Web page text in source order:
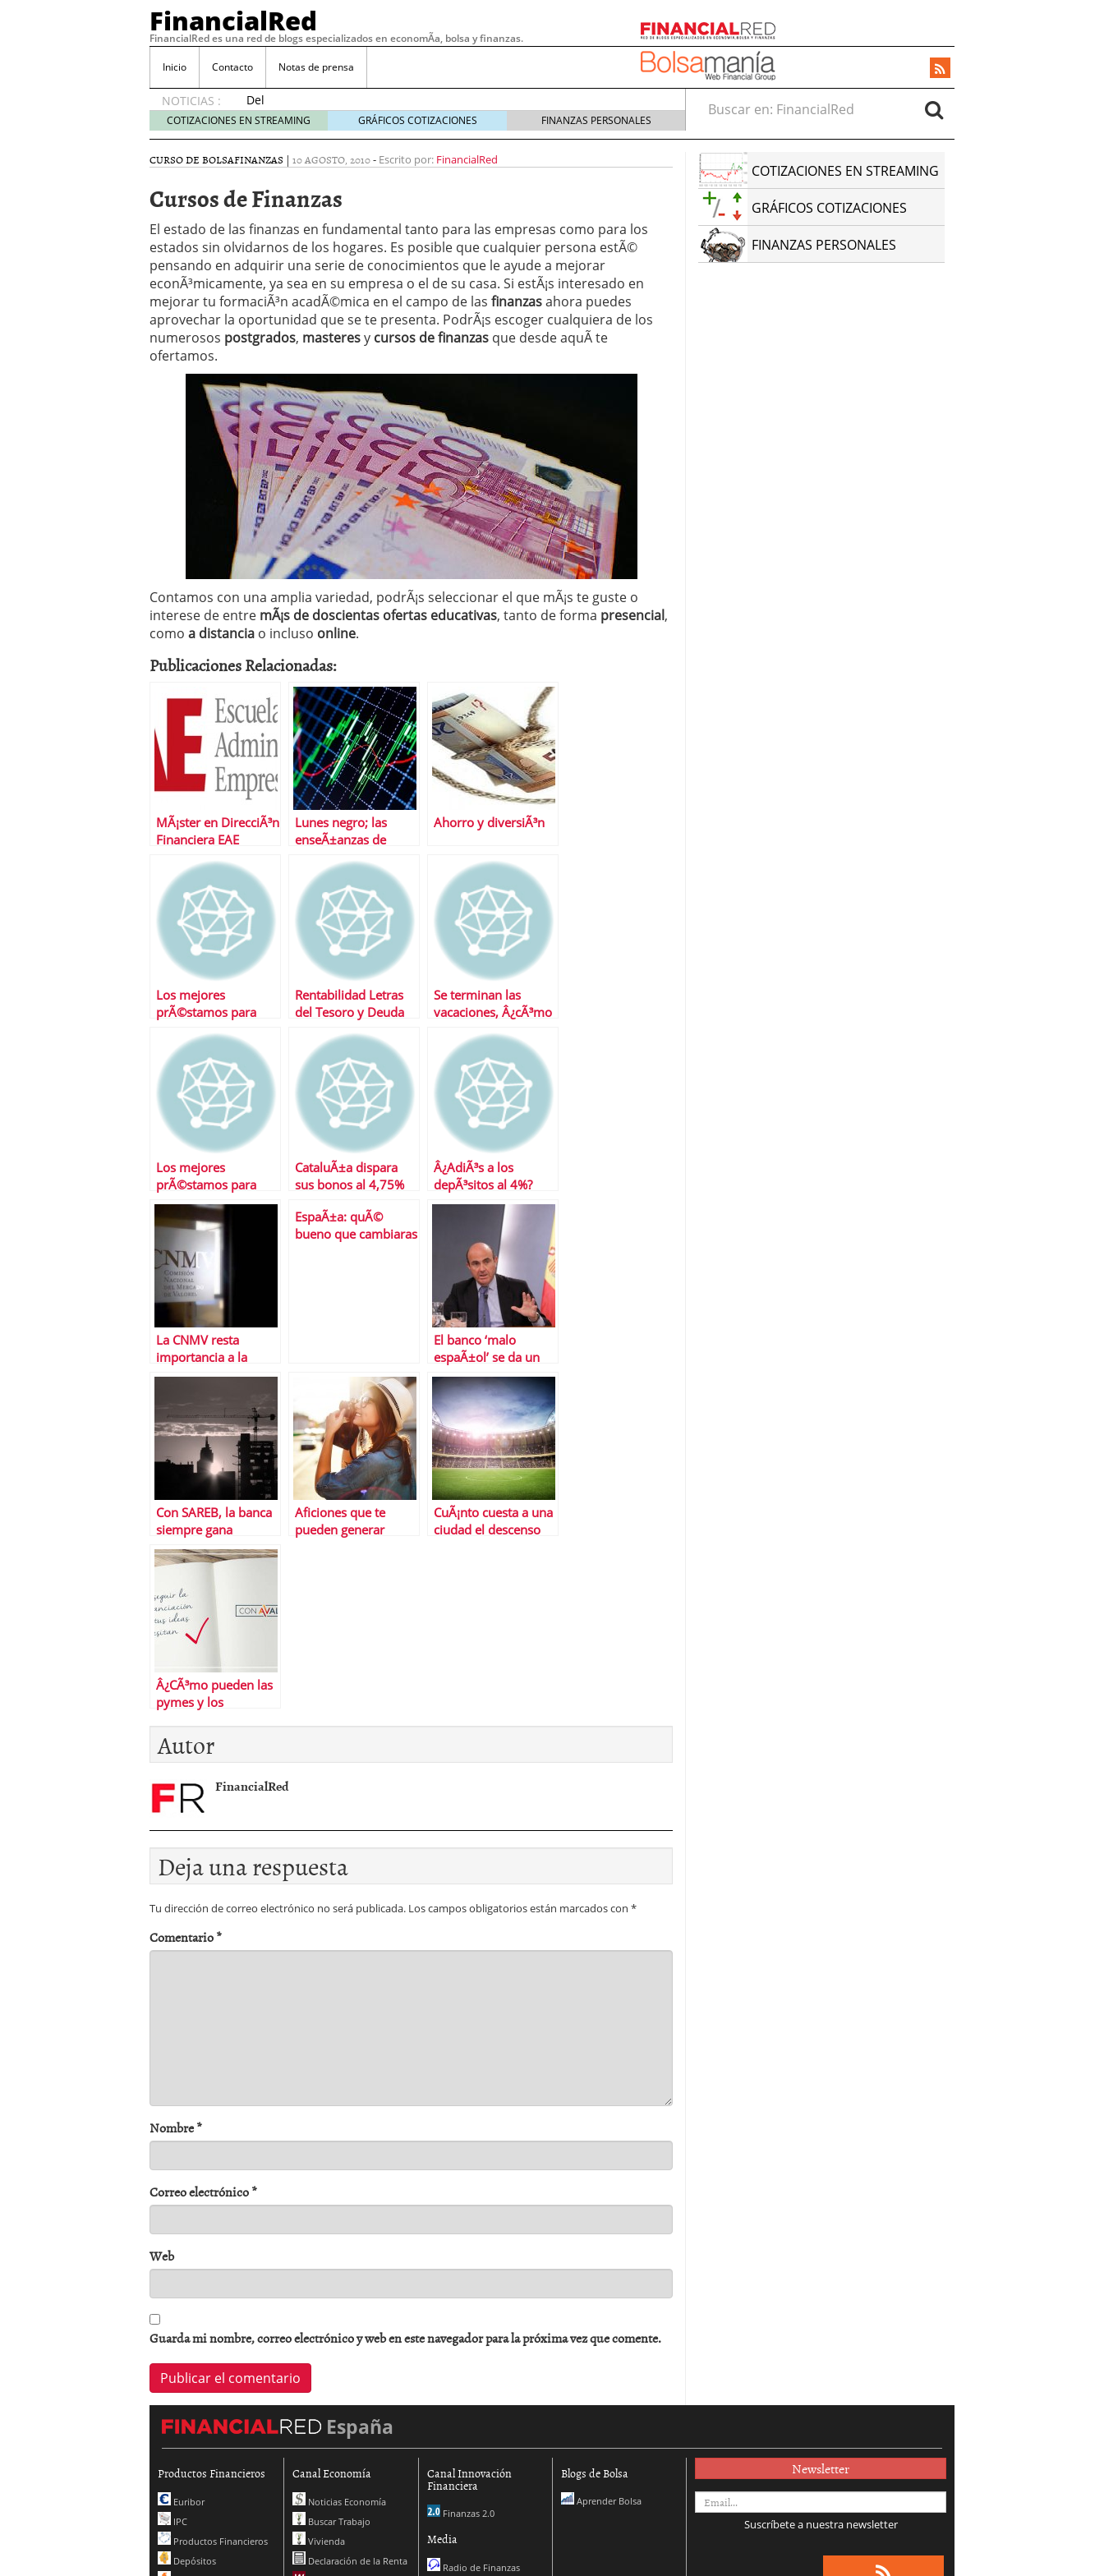
FinancialRed
FinancialRed es una red de blogs especializados en economÃ­a, bolsa y finanzas.
Inicio Contacto Notas de prensa
NOTICIAS :
Del
depósito
a la
cómo
cambiando
gestión
del
ahorro
en
España
05/08/2026
Seguros de convenio en pymes: la obligación que muchas empresas
descubren cuando ya es demasiado tarde 20/07/2026
Operar 29/06/2026
Crear empresa online vs proceso tradicional: ventajas reales para pymes
29/05/2026
CÃ³mo afrontar una baja mÃ©dica cuando trabajas por cuenta propia
26/05/2026
COTIZACIONES EN STREAMING GRÁFICOS COTIZACIONES FINANZAS PERSONALES
Buscar en:
CURSO DE BOLSAFINANZAS | 10 AGOSTO, 2010- Escrito por: FinancialRed
Cursos de Finanzas
El estado de las finanzas en fundamental tanto para las empresas como para los
estados sin olvidarnos de los hogares. Es posible que cualquier persona estÃ©
pensando en adquirir una serie de conocimientos que le ayude a mejorar
econÃ³micamente, ya sea en su empresa o el de su casa. Si estÃ¡s interesado en
mejorar tu formaciÃ³n acadÃ©mica en el campo de las finanzasahora puedes
aprovechar la oportunidad que se te presenta. PodrÃ¡s escoger cualquiera de los
numerosos postgrados, masteresy cursos de finanzas que desde aquÃ­ te
ofertamos.
Contamos con una amplia variedad, podrÃ¡s seleccionar el que mÃ¡s te guste o
interese de entre mÃ¡s de doscientas ofertas educativas, tanto de forma presencial,
como a distancia o incluso online.
Publicaciones Relacionadas:
MÃ¡ster en DirecciÃ³n
Financiera EAE
Lunes negro; las
enseÃ±anzas de
Ahorro y diversiÃ³n
Los mejores
prÃ©stamos para
Rentabilidad Letras
del Tesoro y Deuda
Se terminan las
vacaciones, Â¿cÃ³mo
Los mejores
prÃ©stamos para
coches
CataluÃ±a dispara
sus bonos al 4,75%
Â¿AdiÃ³s a los
depÃ³sitos al 4%?
La CNMV resta
importancia a la
alarma por las
preferentes
EspaÃ±a: quÃ©
bueno que cambiaras
El banco ‘malo
espaÃ±ol’ se da un
plazo de 15 aÃ±os
para vender los
activos tÃ³xicos y «no
costarÃ¡ ni un euro a
los contribuyentes»
Con SAREB, la banca
siempre gana
Aficiones que te
pueden generar
CuÃ¡nto cuesta a una
ciudad el descenso
Â¿CÃ³mo pueden las
pymes y los
financiaciÃ³n?
Autor
FinancialRed
Deja una respuesta
Tu dirección de correo electrónico no será publicada. Los campos obligatorios están marcados con *
Comentario*
Nombre*
Correo electrónico*
Web
Guarda mi nombre, correo electrónico y web en este navegador para la próxima vez que comente.
COTIZACIONES EN STREAMING
GRÁFICOS COTIZACIONES
FINANZAS PERSONALES
España
Productos Financieros
Euribor
IPC
Productos Financieros
Depósitos
Canal Economía
Noticias Economía
Buscar Trabajo
Vivienda
Declaración de la Renta
Canal Innovación
Financiera
Finanzas 2.0
Media
Radio de Finanzas
Blogs de Bolsa
Aprender Bolsa
Newsletter
Suscríbete a nuestra newsletter